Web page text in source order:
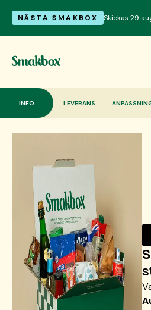
NÄSTA SMAKBOX Skickas 29
INFO LEVERANS